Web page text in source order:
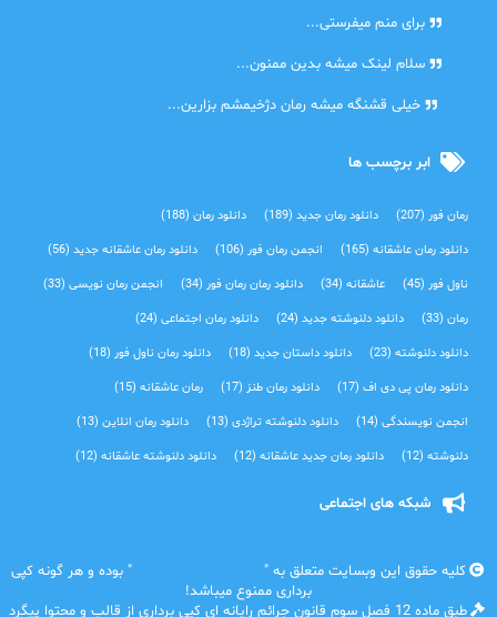
برای منم میفرستی...
سلام لینک میشه بدین ممنون...
خیلی قشنگه میشه رمان دژخیمشم بزارین...
ابر برچسب ها
رمان فور(207) دانلود رمان جدید(189) دانلود رمان(188)
دانلود رمان عاشقانه(165) انجمن رمان فور(106) دانلود رمان عاشقانه جدید(56)
ناول فور(45) عاشقانه(34) دانلود رمان رمان فور(34) انجمن رمان نویسی(33)
رمان(33) دانلود دلنوشته جدید(24) دانلود رمان اجتماعی‌(24)
دانلود دلنوشته(23) دانلود داستان جدید(18) دانلود رمان ناول فور(18)
دانلود رمان پی دی اف(17) دانلود رمان طنز(17) رمان عاشقانه(15)
انجمن نویسندگی(14) دانلود دلنوشته تراژدی‌(13) دانلود رمان انلاین(13)
دلنوشته(12) دانلود رمان جدید عاشقانه(12) دانلود دلنوشته عاشقانه(12)
شبکه های اجتماعی
کلیه حقوق این وبسایت متعلق به "
" بوده و هر گونه کپی
برداری ممنوع میباشد!
طبق ماده 12 فصل سوم قانون جرائم رایانه ای کپی برداری از قالب و محتوا پیگرد